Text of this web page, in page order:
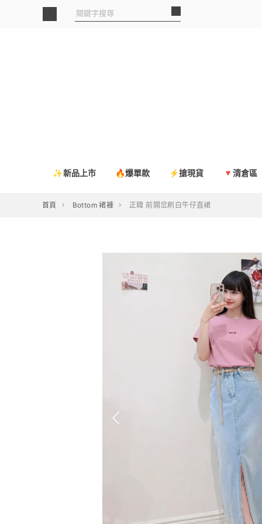
✨新品上市 🔥爆單款 ⚡搶現貨 🔻清倉區
首頁 Bottom 裙褲 正韓 前開岔刷白牛仔直裙